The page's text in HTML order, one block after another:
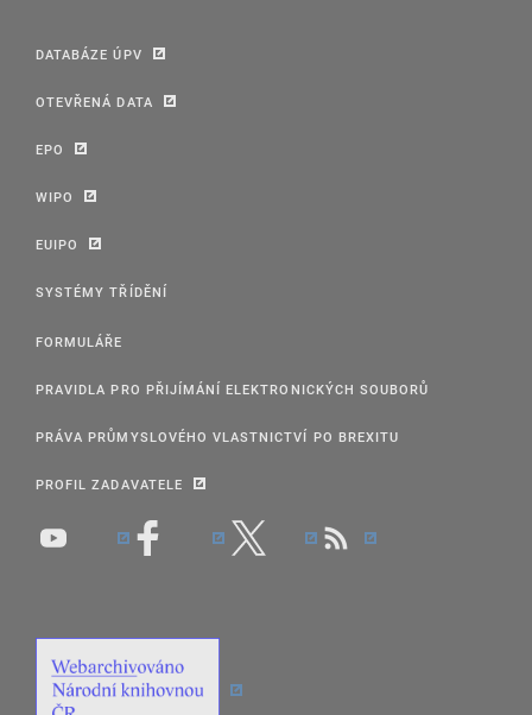
DATABÁZE ÚPV
OTEVŘENÁ DATA
EPO
WIPO
EUIPO
SYSTÉMY TŘÍDĚNÍ
FORMULÁŘE
PRAVIDLA PRO PŘIJÍMÁNÍ ELEKTRONICKÝCH SOUBORŮ
PRÁVA PRŮMYSLOVÉHO VLASTNICTVÍ PO BREXITU
PROFIL ZADAVATELE